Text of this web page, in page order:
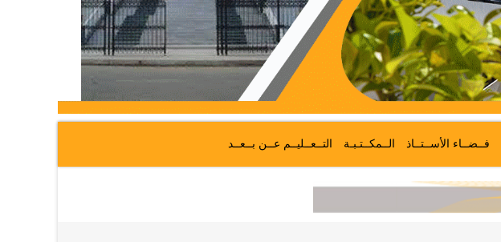
فــضــاء الأســتــاذ الــمكــتـبـة التــعــليــم عــن بــعــد